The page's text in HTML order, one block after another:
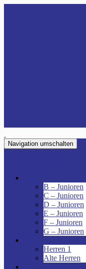
Navigation umschalten
B – Junioren
C – Junioren
D – Junioren
E – Junioren
F – Junioren
G – Junioren
Herren 1
Alte Herren